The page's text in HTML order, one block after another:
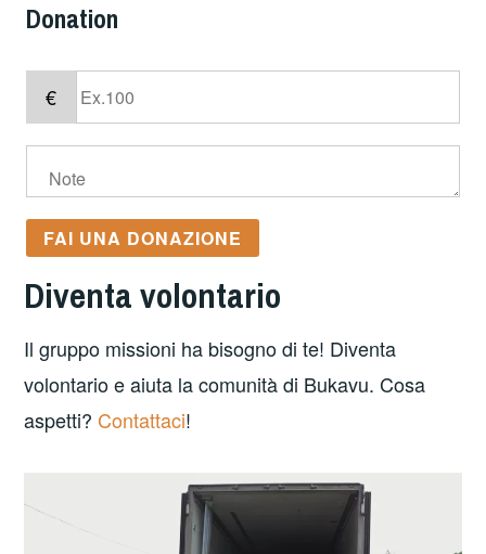
Donation
€
FAI UNA DONAZIONE
Diventa volontario
Il gruppo missioni ha bisogno di te! Diventa
volontario e aiuta la comunità di Bukavu. Cosa
aspetti? Contattaci!